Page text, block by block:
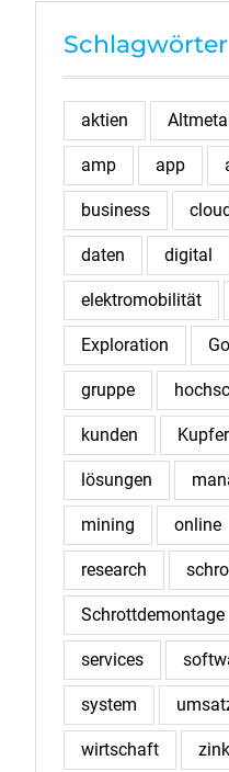
Schlagwörter
aktien
amp app
business
daten digital
elektromobilität
Exploration
gruppe
kunden Kupfer
lösungen
mining online
research
Schrottdemontage
services
system
wirtschaft zink